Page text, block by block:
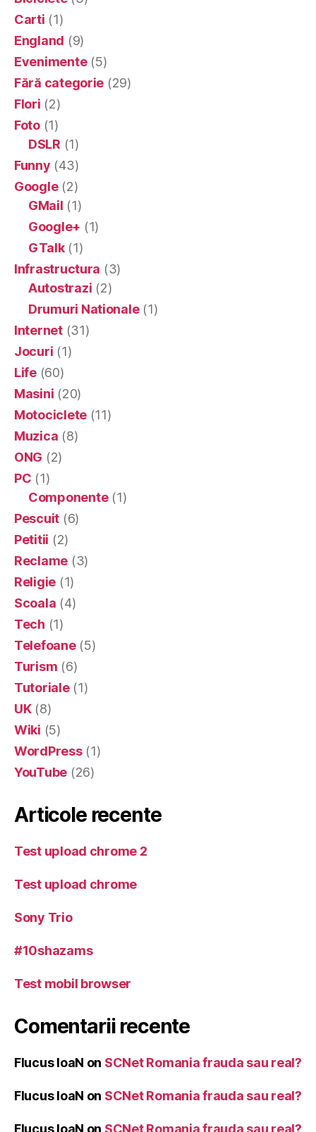
Carti (1)
England (9)
Evenimente(5)
Fără categorie (29)
Flori (2)
Foto(1)
DSLR (1)
Funny (43)
Google(2)
GMail (1)
Google+ (1)
GTalk(1)
Infrastructura (3)
Autostrazi (2)
Drumuri Nationale(1)
Internet(31)
Jocuri (1)
Life(60)
Masini (20)
Motociclete (11)
Muzica (8)
ONG (2)
PC (1)
Componente(1)
Pescuit (6)
Petitii (2)
Reclame (3)
Religie (1)
Scoala (4)
Tech (1)
Telefoane(5)
Turism (6)
Tutoriale(1)
UK(8)
Wiki (5)
WordPress(1)
YouTube (26)
Articole recente
Test upload chrome 2
Test upload chrome
Sony Trio
#10shazams
Test mobil browser
Comentarii recente
Flucus IoaN on SCNet Romania frauda sau real?
Flucus IoaN on SCNet Romania frauda sau real?
Flucus IoaN on SCNet Romania frauda sau real?